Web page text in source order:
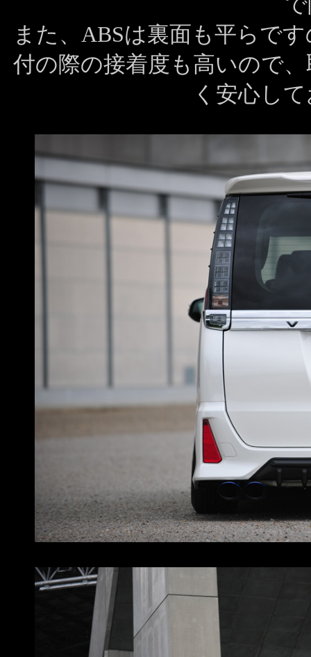
また、ABSは裏面も平らで
付の際の接着度も高いので
く安心し